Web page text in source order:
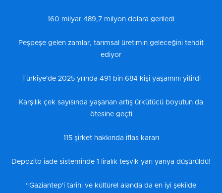
160 milyar 489,7 milyon dolara geriledi
Peşpeşe gelen zamlar, tarımsal üretimin geleceğini tehdit
ediyor
Türkiye'de 2025 yılında 491 bin 684 kişi yaşamını yitirdi
Karşılık çek sayısında yaşanan artış ürkütücü boyutun da
ötesine geçti
115 şirket hakkında iflas kararı
Depozito iade sisteminde 1 liralık teşvik yarı yarıya düşürüldü!
“Gaziantep'i tarihi ve kültürel alanda da en iyi şekilde